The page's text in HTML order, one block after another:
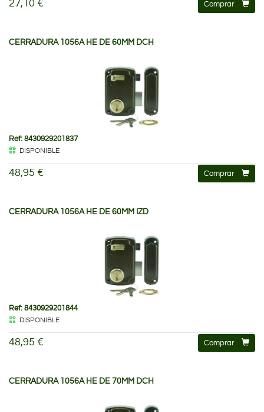
27,10 € Comprar
CERRADURA 1056A HE DE 60MM DCH
Ref: 8430929201837
DISPONIBLE
48,95 € Comprar
CERRADURA 1056A HE DE 60MM IZD
Ref: 8430929201844
DISPONIBLE
48,95 € Comprar
CERRADURA 1056A HE DE 70MM DCH